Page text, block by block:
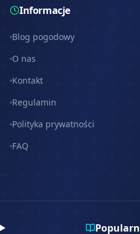
Informacje
Blog pogodowy
O nas
Kontakt
Regulamin
Polityka prywatności
FAQ